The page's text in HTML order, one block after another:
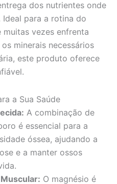
dos nutrientes onde
Ideal para a rotina do
vezes enfrenta
minerais necessários
este produto oferece
a Sua Saúde
A combinação de
é essencial para a
óssea, ajudando a
e a manter ossos
O magnésio é